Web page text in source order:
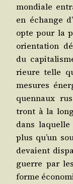
mon­diale
en échange
opte pour la
orien­ta­tion
du
rieure telle
mesures
quen­naux
tront à la
dans
plus qu’un
devaient
guerre par
forme